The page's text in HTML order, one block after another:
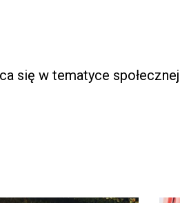
się w tematyce